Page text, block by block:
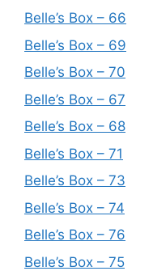
Belle’s Box – 66
Belle’s Box – 69
Belle’s Box – 70
Belle’s Box – 67
Belle’s Box – 68
Belle’s Box – 71
Belle’s Box – 73
Belle’s Box – 74
Belle’s Box – 76
Belle’s Box – 75